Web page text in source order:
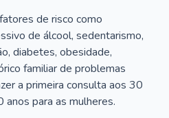
de risco como
de álcool, sedentarismo,
diabetes, obesidade,
familiar de problemas
a primeira consulta aos 30
para as mulheres.